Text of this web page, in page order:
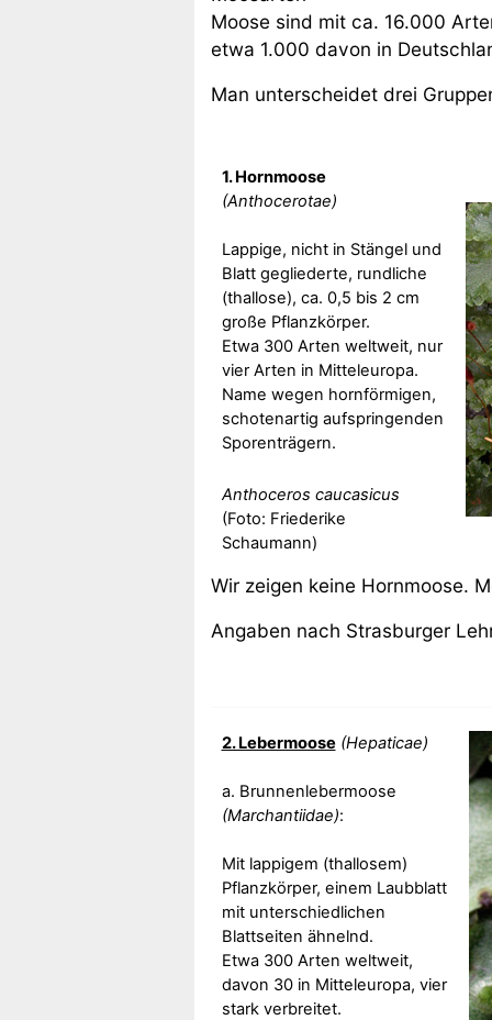
Moose sind mit ca. 16.000
etwa 1.000 davon in
Man unterscheidet drei
1. Hornmoose
(Anthocerotae)
Lappige, nicht in Stängel und
Blatt gegliederte, rundliche
(thallose), ca. 0,5 bis 2 cm
große Pflanzkörper.
Etwa 300 Arten weltweit, nur
vier Arten in Mitteleuropa.
Name wegen hornförmigen,
schotenartig aufspringenden
Sporenträgern.
Anthoceros caucasicus
(Foto: Friederike
Schaumann)
Wir zeigen keine Hornmoose.
Angaben nach Strasburger
2. Lebermoose (Hepaticae)
a. Brunnenlebermoose
(Marchantiidae):
Mit lappigem (thallosem)
Pflanzkörper, einem Laubblatt
mit unterschiedlichen
Blattseiten ähnelnd.
Etwa 300 Arten weltweit,
davon 30 in Mitteleuropa, vier
stark verbreitet.